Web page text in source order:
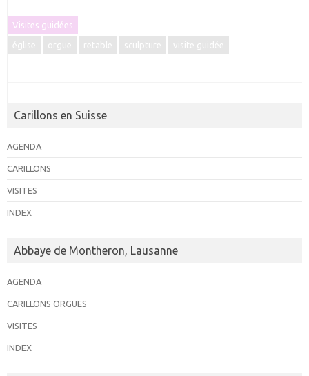
Visites guidées
église orgue retable sculpture visite guidée
Carillons en Suisse
AGENDA
CARILLONS
VISITES
INDEX
Abbaye de Montheron, Lausanne
AGENDA
CARILLONS ORGUES
VISITES
INDEX